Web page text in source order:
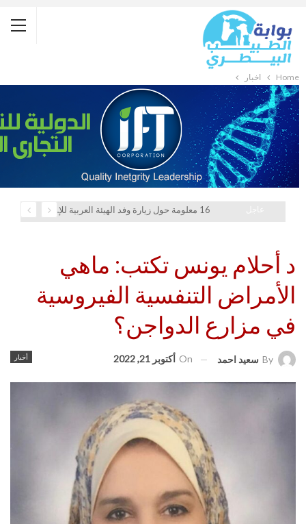
Home أخبار
16 معلومة حول زيارة وفد الهيئة العربية للإستثمار والإنماء الزراعي إلي السعودية
د أحلام يونس تكتب: ماهي
الأمراض التنفسية الفيروسية
في مزارع الدواجن؟
أخبار By سعيد احمد On أكتوبر 21, 2022